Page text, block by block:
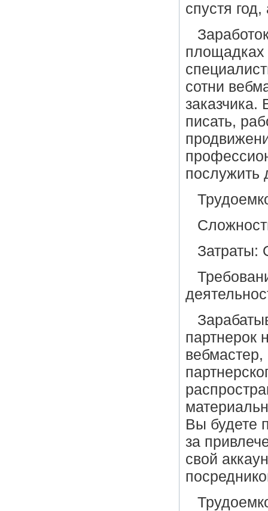
спустя
площадках
сотни
писать,
послужить
Затраты:
партнерок
Вы будете
за
свой